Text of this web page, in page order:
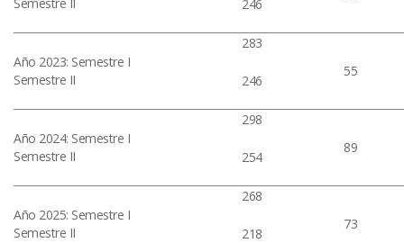
246
Año 2023: Semestre I
Semestre II
283
246
55
Año 2024: Semestre I
Semestre II
298
254
89
Año 2025: Semestre I
Semestre II
268
218
73